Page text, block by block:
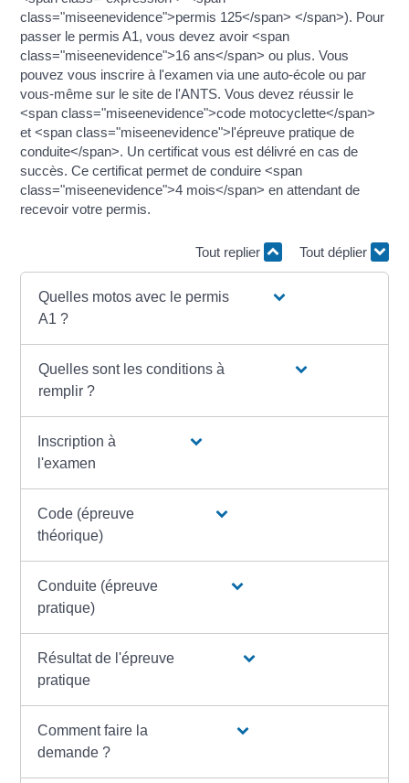
class="miseenevidence">permis 125</span> </span>). Pour
passer le permis A1, vous devez avoir <span
class="miseenevidence">16 ans</span> ou plus. Vous
pouvez vous inscrire à l'examen via une auto-école ou par
vous-même sur le site de l'ANTS. Vous devez réussir le
<span class="miseenevidence">code motocyclette</span>
et <span class="miseenevidence">l'épreuve pratique de
conduite</span>. Un certificat vous est délivré en cas de
succès. Ce certificat permet de conduire <span
class="miseenevidence">4 mois</span> en attendant de
recevoir votre permis.
Tout replier Tout déplier
Quelles motos avec le permis
A1 ?
Quelles sont les conditions à
remplir ?
Inscription à
l'examen
Code (épreuve
théorique)
Conduite (épreuve
pratique)
Résultat de l'épreuve
pratique
Comment faire la
demande ?